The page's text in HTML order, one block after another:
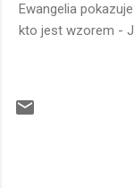
Ewangelia
kto jest wzorem -